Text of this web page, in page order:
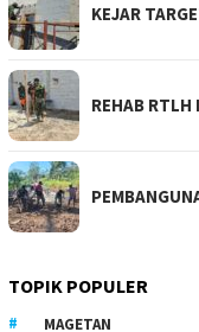
KEJAR
REHAB RTLH
TOPIK POPULER
MAGETAN